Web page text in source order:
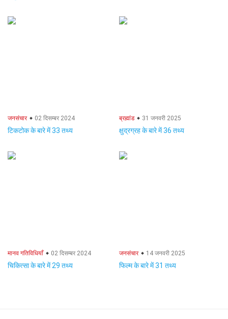
जनसंचार 02 दिसम्बर 2024
टिकटोक के बारे में 33 तथ्य
ब्रह्मांड 31 जनवरी 2025
क्षुद्रग्रह के बारे में 36 तथ्य
मानव गतिविधियाँ 02 दिसम्बर 2024
चिकित्सा के बारे में 29 तथ्य
जनसंचार 14 जनवरी 2025
फिल्म के बारे में 31 तथ्य